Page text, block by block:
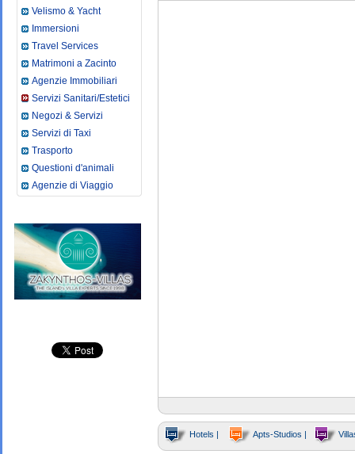
Velismo & Yacht
Immersioni
Travel Services
Matrimoni a Zacinto
Agenzie Immobiliari
Servizi Sanitari/Estetici
Negozi & Servizi
Servizi di Taxi
Trasporto
Questioni d'animali
Agenzie di Viaggio
Hotels | Apts-Studios |